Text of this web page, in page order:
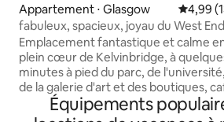
Appartement ⋅ Glasgow
4,99
fabuleux, spacieux, joyau du West End
Emplacement fantastique et calme
plein cœur de Kelvinbridge, à
minutes à pied du parc, de l'université,
de la galerie d'art et des boutiques,
et restaurants du West End. Rez-de-
chaussée d'une maison de ville de
Équipements